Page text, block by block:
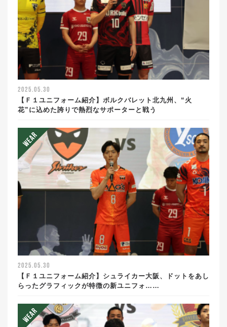
2025.05.30
【Ｆ１ユニフォーム紹介】ボルクバレット北九州、“火
花”に込めた誇りで熱烈なサポーターと戦う
2025.05.30
【Ｆ１ユニフォーム紹介】シュライカー大阪、ドットをあし
らったグラフィックが特徴の新ユニフォ……